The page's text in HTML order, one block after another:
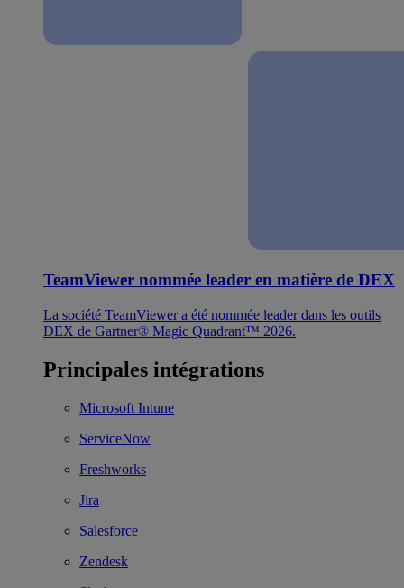
TeamViewer nommée leader en matière de DEX
La société TeamViewer a été nommée leader dans les outils
DEX de Gartner® Magic Quadrant™ 2026.
Principales intégrations
Microsoft Intune
ServiceNow
Freshworks
Jira
Salesforce
Zendesk